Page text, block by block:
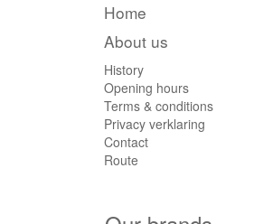
Home
About us
History
Opening hours
Terms & conditions
Privacy verklaring
Contact
Route